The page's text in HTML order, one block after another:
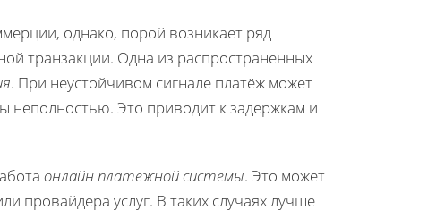
однако, порой возникает ряд
транзакции. Одна из распространенных
. При неустойчивом сигнале платёж может
неполностью. Это приводит к задержкам и
онлайн платежной системы. Это может
провайдера услуг. В таких случаях лучше